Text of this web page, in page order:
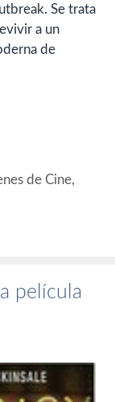
Se trata
a un
de
de Cine,
película